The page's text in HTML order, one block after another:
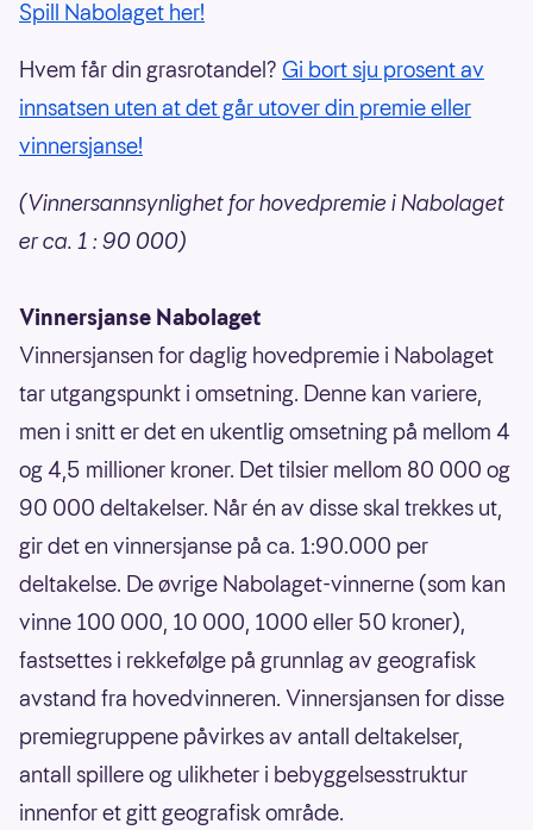
Spill Nabolaget her!
Hvem får din grasrotandel? Gi bort sju prosent av
innsatsen uten at det går utover din premie eller
vinnersjanse!
(Vinnersannsynlighet for hovedpremie i Nabolaget
er ca. 1 : 90 000)
Vinnersjanse Nabolaget
Vinnersjansen for daglig hovedpremie i Nabolaget
tar utgangspunkt i omsetning. Denne kan variere,
men i snitt er det en ukentlig omsetning på mellom 4
og 4,5 millioner kroner. Det tilsier mellom 80 000 og
90 000 deltakelser. Når én av disse skal trekkes ut,
gir det en vinnersjanse på ca. 1:90.000 per
deltakelse. De øvrige Nabolaget-vinnerne (som kan
vinne 100 000, 10 000, 1000 eller 50 kroner),
fastsettes i rekkefølge på grunnlag av geografisk
avstand fra hovedvinneren. Vinnersjansen for disse
premiegruppene påvirkes av antall deltakelser,
antall spillere og ulikheter i bebyggelsesstruktur
innenfor et gitt geografisk område.